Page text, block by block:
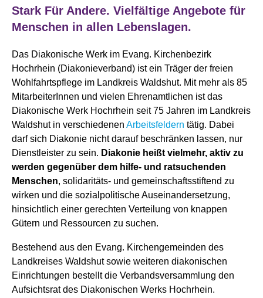
Stark Für Andere. Vielfältige Angebote für
Menschen in allen Lebenslagen.
Das Diakonische Werk im Evang. Kirchenbezirk
Hochrhein (Diakonieverband) ist ein Träger der freien
Wohlfahrtspflege im Landkreis Waldshut. Mit mehr als 85
MitarbeiterInnen und vielen Ehrenamtlichen ist das
Diakonische Werk Hochrhein seit 75 Jahren im Landkreis
Waldshut in verschiedenen Arbeitsfeldern tätig. Dabei
darf sich Diakonie nicht darauf beschränken lassen, nur
Dienstleister zu sein. Diakonie heißt vielmehr, aktiv zu
werden gegenüber dem hilfe- und ratsuchenden
Menschen, solidaritäts- und gemeinschaftsstiftend zu
wirken und die sozialpolitische Auseinandersetzung,
hinsichtlich einer gerechten Verteilung von knappen
Gütern und Ressourcen zu suchen.
Bestehend aus den Evang. Kirchengemeinden des
Landkreises Waldshut sowie weiteren diakonischen
Einrichtungen bestellt die Verbandsversammlung den
Aufsichtsrat des Diakonischen Werks Hochrhein.